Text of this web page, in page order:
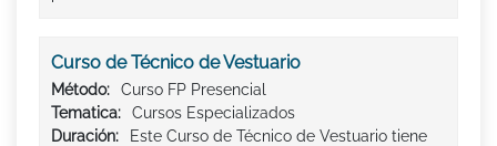
Curso de Técnico de Vestuario
Método:
Curso FP Presencial
Tematica:
Cursos Especializados
Duración:
Este Curso de Técnico de Vestuario tiene